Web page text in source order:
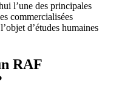
l’une des principales
commercialisées
d’études humaines
RAF